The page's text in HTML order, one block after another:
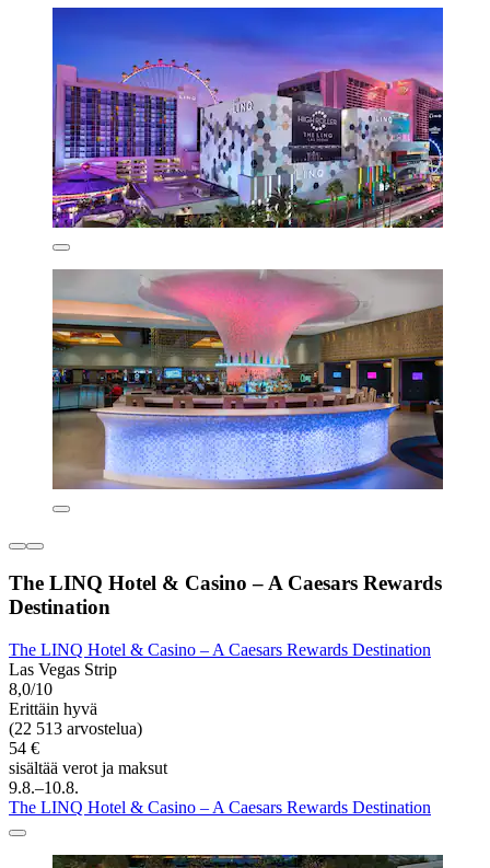
The LINQ Hotel & Casino – A Caesars Rewards
Destination
The LINQ Hotel & Casino – A Caesars Rewards Destination
Las Vegas Strip
8,0/10
Erittäin hyvä
(22 513 arvostelua)
54 €
sisältää verot ja maksut
9.8.–10.8.
The LINQ Hotel & Casino – A Caesars Rewards Destination